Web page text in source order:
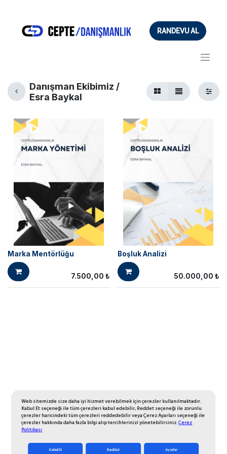
Web sitemizde size daha iyi hizmet verebilmek için çerezler kullanılmaktadır.
Kabul Et seçeneği ile tüm çerezleri kabul edebilir, Reddet seçeneği ile zorunlu
çerezler haricindeki tüm çerezleri reddedebilir veya Çerez Ayarları seçeneği ile
çerezler hakkında daha fazla bilgi alıp tercihlerinizi yönetebilirsiniz.Çerez
Politikası
Kabul Et Reddet Ayarlar
RANDEVU AL
Danışman Ekibimiz /
Esra Baykal
Marka Mentörlüğu
7.500,00 ₺
Boşluk Analizi
50.000,00 ₺